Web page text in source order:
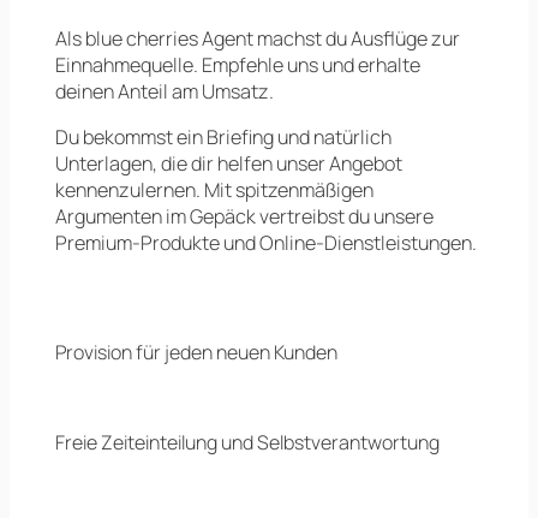
Als blue cherries Agent machst du Ausflüge zur
Einnahmequelle. Empfehle uns und erhalte
deinen Anteil am Umsatz.
Du bekommst ein Briefing und natürlich
Unterlagen, die dir helfen unser Angebot
kennenzulernen. Mit spitzenmäßigen
Argumenten im Gepäck vertreibst du unsere
Premium-Produkte und Online-Dienstleistungen.
Provision für jeden neuen Kunden
Freie Zeiteinteilung und Selbstverantwortung